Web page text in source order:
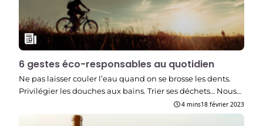
6 gestes éco-responsables au quotidien
Ne pas laisser couler l’eau quand on se brosse les dents.
Privilégier les douches aux bains. Trier ses déchets… Nous…
4 mins18 février 2023